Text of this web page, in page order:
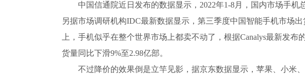
中国信通院近日发布的数据显示，2022年1-8月，国内市场手机
另据市场调研机构IDC最新数据显示，第三季度中国智能手机市场
上，手机似乎在整个世界市场上都卖不动了，根据Canalys最新发布
货量同比下滑9%至2.98亿部。
不过降价的效果倒是立竿见影，据京东数据显示，苹果、小米